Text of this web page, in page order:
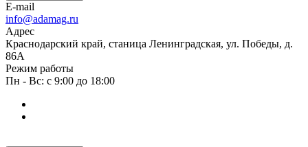
E-mail
info@adamag.ru
Адрес
Краснодарский край, станица Ленинградская, ул. Победы, д.
86А
Режим работы
Пн - Вс: с 9:00 до 18:00